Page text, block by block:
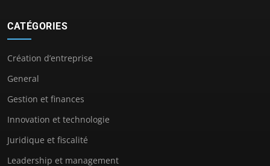
CATÉGORIES
Création d’entreprise
General
Gestion et finances
Innovation et technologie
Juridique et fiscalité
Leadership et management